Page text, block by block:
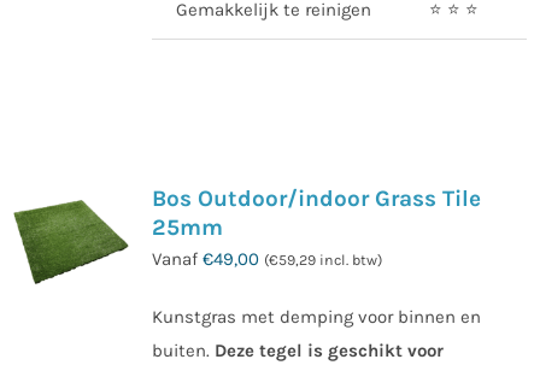
Gemakkelijk te reinigen ⭐️ ⭐️ ⭐️
Bos Outdoor/indoor Grass Tile
25mm
Vanaf €49,00 (€59,29incl. btw)
Kunstgras met demping voor binnen en
buiten. Deze tegel is geschikt voor